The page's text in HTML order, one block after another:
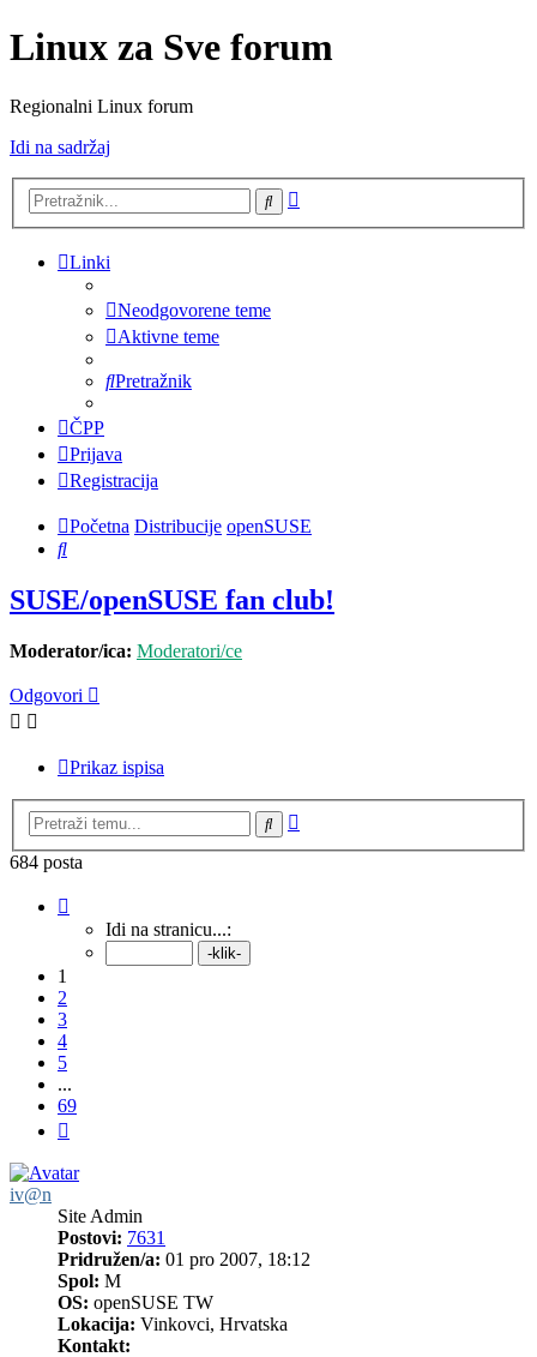
Linux za Sve forum
Regionalni Linux forum
Idi na sadržaj
Pretražnik
Linki
Neodgovorene teme
Aktivne teme
Pretražnik
ČPP
Prijava
Registracija
Početna Distribucije openSUSE
Pretražnik
SUSE/openSUSE fan club!
Moderator/ica: Moderatori/ce
Odgovori
Prikaz ispisa
Pretražnik
684 posta
69 .Idi na stranicu...:
1
2
3
4
5
...
69
iv@n
Site Admin
Postovi: 7631
Pridružen/a: 01 pro 2007, 18:12
Spol: M
OS: openSUSE TW
Lokacija: Vinkovci, Hrvatska
Kontakt: